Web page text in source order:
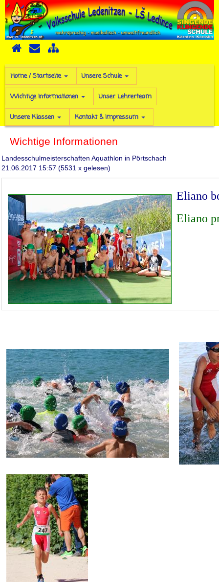
Home / Startseite Unsere Schule
Wichtige Informationen Unser Lehrerteam
Unsere Klassen Kontakt & Impressum
Wichtige Informationen
Landesschulmeisterschaften Aquathlon in Pörtschach
21.06.2017 15:57 (5531 x gelesen)
Eliano
Eliano